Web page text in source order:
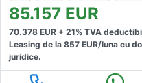
85.157 EUR
70.378 EUR + 21% TVA
Leasing de la 857 EUR/luna cu
juridice.